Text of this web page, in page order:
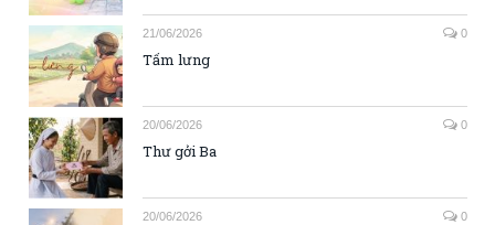
21/06/2026 0
Tấm lưng
20/06/2026 0
Thư gởi Ba
20/06/2026 0